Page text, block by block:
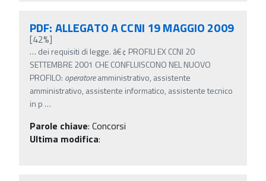
PDF: ALLEGATO A CCNI 19 MAGGIO 2009
[42%]
… dei requisiti di legge. â€¢ PROFILI EX CCNI 20
SETTEMBRE 2001 CHE CONFLUISCONO NEL NUOVO
PROFILO: operatoreamministrativo, assistente
amministrativo, assistente informatico, assistente tecnico
in p …
Parole chiave: Concorsi
Ultima modifica: